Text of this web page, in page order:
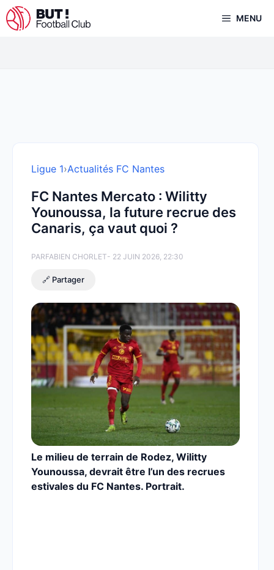
Aller
au
MENU
Ligue 1›Actualités FC Nantes
FC Nantes Mercato : Wilitty
Younoussa, la future recrue des
Canaris, ça vaut quoi ?
PARFABIEN CHORLET- 22 JUIN 2026, 22:30
🔗 Partager
Le milieu de terrain de Rodez, Wilitty
Younoussa, devrait être l’un des recrues
estivales du FC Nantes. Portrait.